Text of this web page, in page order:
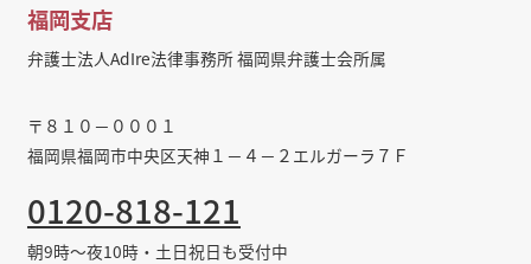
福岡支店
弁護士法人AdIre法律事務所 福岡県弁護士会所属
〒８１０－０００１
福岡県福岡市中央区天神１－４－２エルガーラ７Ｆ
0120-818-121
朝9時～夜10時・土日祝日も受付中